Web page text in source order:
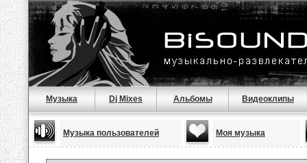
Музыка Dj Mixes Альбомы Видеоклипы
Музыка пользователей Моя музыка